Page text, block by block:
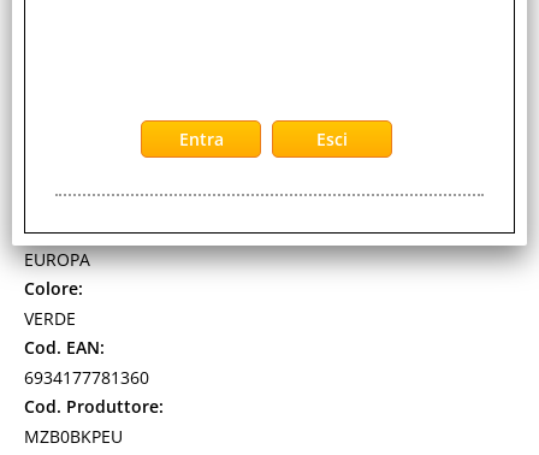
6.55"
Garanzia:
EUROPA
Colore:
VERDE
Cod. EAN:
6934177781360
Cod. Produttore:
MZB0BKPEU